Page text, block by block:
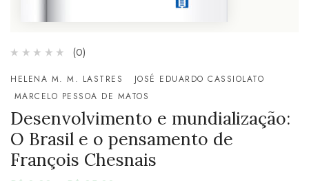
(0)
HELENA M. M. LASTRES
JOSÉ EDUARDO CASSIOLATO
MARCELO PESSOA DE MATOS
Desenvolvimento e mundialização:
O Brasil e o pensamento de
François Chesnais